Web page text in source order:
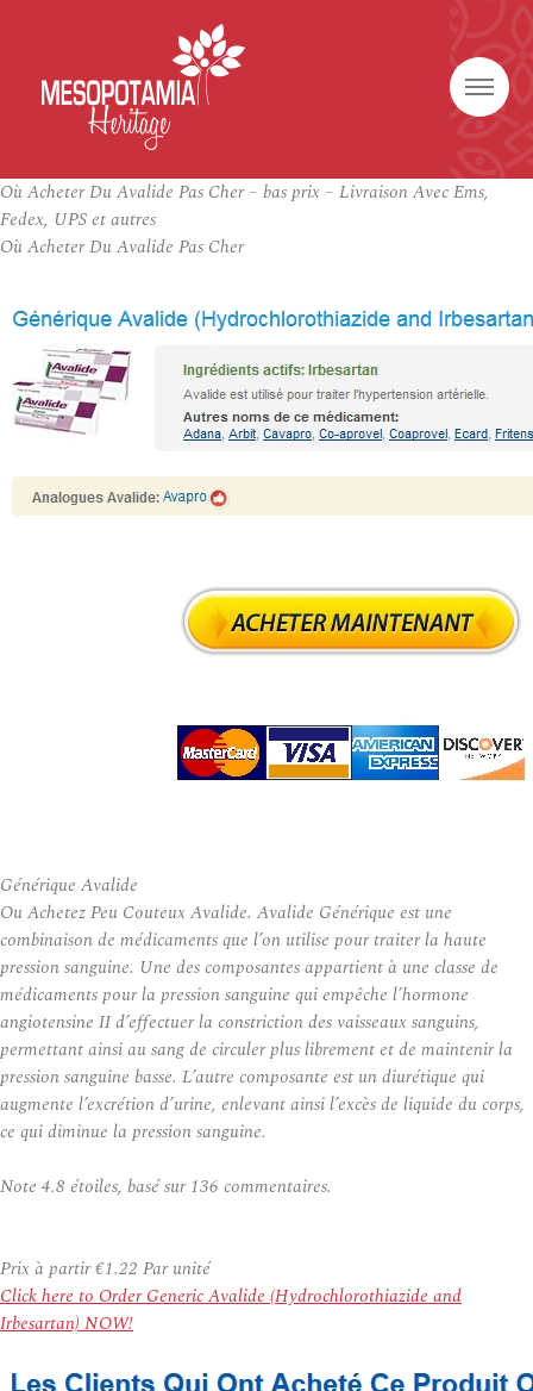
Où Acheter Du Avalide Pas Cher – bas prix – Livraison Avec Ems,
Fedex, UPS et autres
Où Acheter Du Avalide Pas Cher
Générique Avalide
Ou Achetez Peu Couteux Avalide. Avalide Générique est une
combinaison de médicaments que l’on utilise pour traiter la haute
pression sanguine. Une des composantes appartient à une classe de
médicaments pour la pression sanguine qui empêche l’hormone
angiotensine II d’effectuer la constriction des vaisseaux sanguins,
permettant ainsi au sang de circuler plus librement et de maintenir la
pression sanguine basse. L’autre composante est un diurétique qui
augmente l’excrétion d’urine, enlevant ainsi l’excès de liquide du corps,
ce qui diminue la pression sanguine.
Note 4.8 étoiles, basé sur 136 commentaires.
Prix à partir€1.22 Par unité
Click here to Order Generic Avalide (Hydrochlorothiazide and
Irbesartan) NOW!